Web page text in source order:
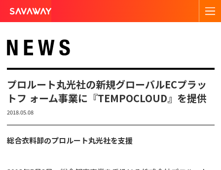
プロルート丸光社の新規グローバルECプラッ
トフ ォーム事業に『TEMPOCLOUD』を提供
2018.05.08
総合⾐料卸のプロルート丸光社を⽀援